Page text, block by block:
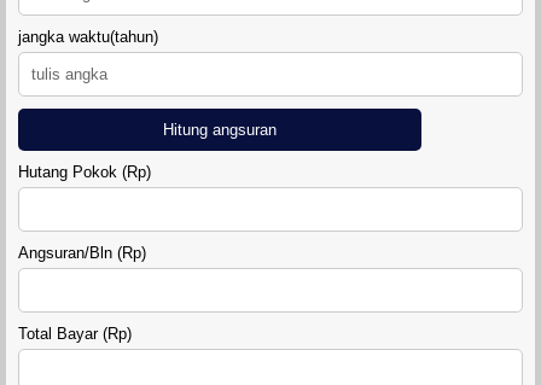
jangka waktu(tahun)
Hitung angsuran
Hutang Pokok (Rp)
Angsuran/Bln (Rp)
Total Bayar (Rp)